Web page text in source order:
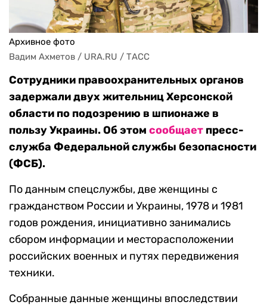
Архивное фото
Вадим Ахметов / URA.RU / ТАСС
Сотрудники правоохранительных органов
задержали двух жительниц Херсонской
области по подозрению в шпионаже в
пользу Украины. Об этом сообщает пресс-
служба Федеральной службы безопасности
(ФСБ).
По данным спецслужбы, две женщины с
гражданством России и Украины, 1978 и 1981
годов рождения, инициативно занимались
сбором информации и месторасположении
российских военных и путях передвижения
техники.
Собранные данные женщины впоследствии